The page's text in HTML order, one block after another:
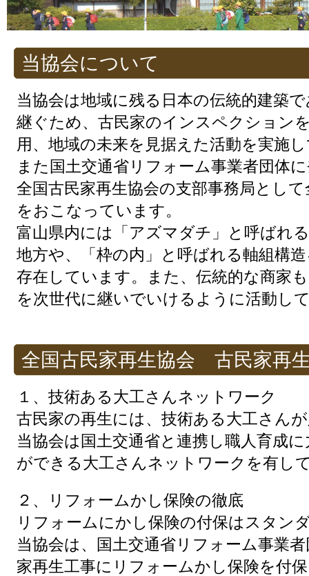
当協会について
当協会は地域に残る日本の伝統的建築
継ぐため、古民家のインスペクション
用、地域の未来を見据えた活動を実施
また国土交通省リフォーム事業者団体
全国古民家再生協会の支部事務局とし
をおこなっています。
富山県内には「アズマダチ」と呼ばれ
地方や、「枠の内」と呼ばれる軸組構
存在しています。また、伝統的な商家
を次世代に継いでいけるように活動し
全国古民家再生協会 古民家再
１、技術ある大工さんネットワーク
古民家の再生には、技術ある大工さん
当協会は国土交通省と連携し職人育成
ができる大工さんネットワークを有し
２、リフォームかし保険の徹底
リフォームにかし保険の付保はスタン
当協会は、国土交通省リフォーム事業
家再生工事にリフォームかし保険を付